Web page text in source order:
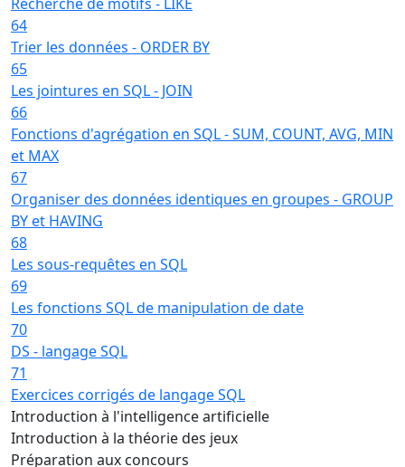
64
Trier les données - ORDER BY
65
Les jointures en SQL - JOIN
66
Fonctions d'agrégation en SQL - SUM, COUNT, AVG, MIN
et MAX
67
Organiser des données identiques en groupes - GROUP
BY et HAVING
68
Les sous-requêtes en SQL
69
Les fonctions SQL de manipulation de date
70
DS - langage SQL
71
Exercices corrigés de langage SQL
Introduction à l'intelligence artificielle
Introduction à la théorie des jeux
Préparation aux concours